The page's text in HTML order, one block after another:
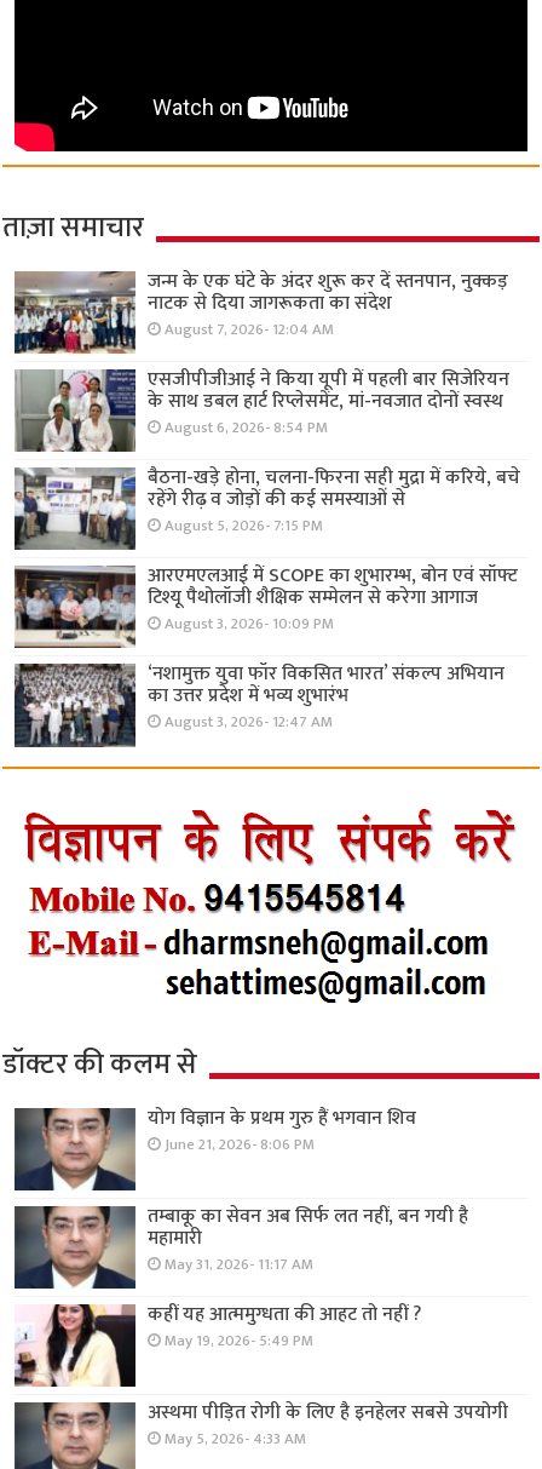
ताज़ा समाचार
जन्म के एक घंटे के अंदर शुरू कर दें स्तनपान, नुक्कड़
नाटक से दिया जागरूकता का संदेश
August 7, 2026- 12:04 AM
एसजीपीजीआई ने किया यूपी में पहली बार सिजेरियन
के साथ डबल हार्ट रिप्लेसमेंट, मां-नवजात दोनों स्वस्थ
August 6, 2026- 8:54 PM
बैठना-खड़े होना, चलना-फिरना सही मुद्रा में करिये, बचे
रहेंगे रीढ़ व जोड़ों की कई समस्याओं से
August 5, 2026- 7:15 PM
आरएमएलआई में SCOPE का शुभारम्भ, बोन एवं सॉफ्ट
टिश्यू पैथोलॉजी शैक्षिक सम्मेलन से करेगा आगाज
August 3, 2026- 10:09 PM
‘नशामुक्त युवा फॉर विकसित भारत’ संकल्प अभियान
का उत्तर प्रदेश में भव्य शुभारंभ
August 3, 2026- 12:47 AM
डॉक्टर की कलम से
योग विज्ञान के प्रथम गुरु हैं भगवान शिव
June 21, 2026- 8:06 PM
तम्बाकू का सेवन अब सिर्फ लत नहीं, बन गयी है
महामारी
May 31, 2026- 11:17 AM
कहीं यह आत्ममुग्धता की आहट तो नहीं ?
May 19, 2026- 5:49 PM
अस्थमा पीड़ित रोगी के लिए है इनहेलर सबसे उपयोगी
May 5, 2026- 4:33 AM